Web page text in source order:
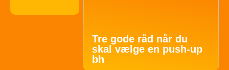
Tre gode råd når du
skal vælge en push-up
bh